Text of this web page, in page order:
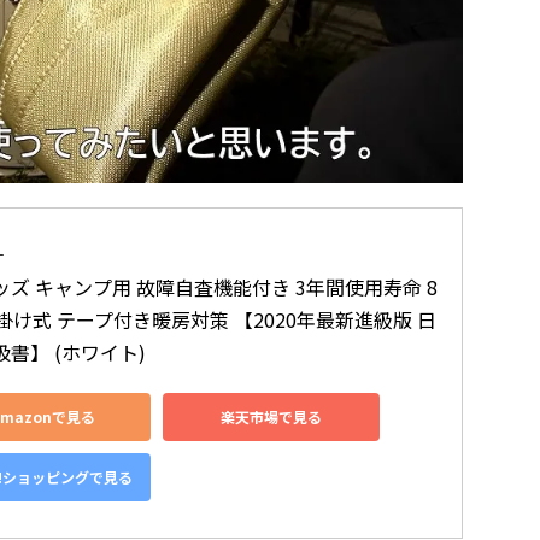
ズ キャンプ用 故障自査機能付き 3年間使用寿命 8
け式 テープ付き暖房対策 【2020年最新進級版 日
書】 (ホワイト)
で見る 楽天市場で見る
ョッピングで見る